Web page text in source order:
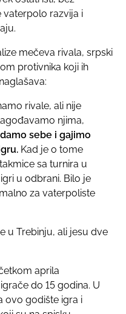
vaterpolo razvija i
mečeva rivala, srpski
protivnika koji ih
rivale, ali nije
njima,
sebe i gajimo
Kad je o tome
sa turnira u
u odbrani. Bilo je
za vaterpoliste
u Trebinju, ali jesu dve
aprila
do 15 godina. U
ovo godište igra i